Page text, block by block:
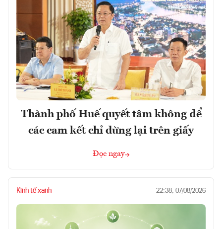
Thành phố Huế quyết tâm không để
các cam kết chỉ dừng lại trên giấy
Đọc ngay
Kinh tế xanh 22:38, 07/08/2026